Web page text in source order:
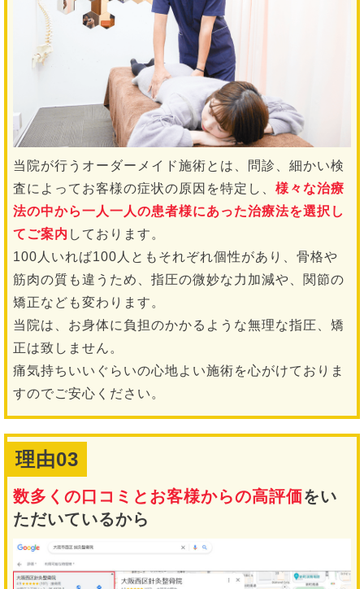
当院が行うオーダーメイド施術とは、問診、細かい検
査によってお客様の症状の原因を特定し、 様々な治療
法の中から一人一人の患者様にあった治療法を選択し
てご案内 しております。
100人いれば100人ともそれぞれ個性があり、骨格や
筋肉の質も違うため、指圧の微妙な力加減や、関節の
矯正なども変わります。
当院は、お身体に負担のかかるような無理な指圧、矯
正は致しません。
痛気持ちいいぐらいの心地よい施術を心がけておりま
すのでご安心ください。
理由03
数多くの口コミとお客様からの高評価をい
ただいているから